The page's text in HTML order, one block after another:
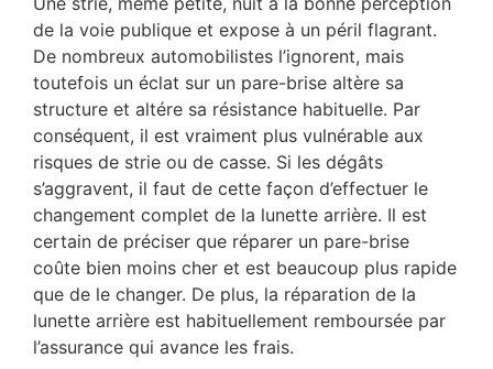
de la voie publique et expose à un péril flagrant.
De nombreux automobilistes l’ignorent, mais
toutefois un éclat sur un pare-brise altère sa
structure et altére sa résistance habituelle. Par
conséquent, il est vraiment plus vulnérable aux
risques de strie ou de casse. Si les dégâts
s’aggravent, il faut de cette façon d’effectuer le
changement complet de la lunette arrière. Il est
certain de préciser que réparer un pare-brise
coûte bien moins cher et est beaucoup plus rapide
que de le changer. De plus, la réparation de la
lunette arrière est habituellement remboursée par
l’assurance qui avance les frais.